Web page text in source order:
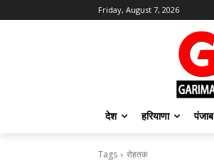
Friday, August 7, 2026
देश हरियाणा पंजाब
Tags रोहतक